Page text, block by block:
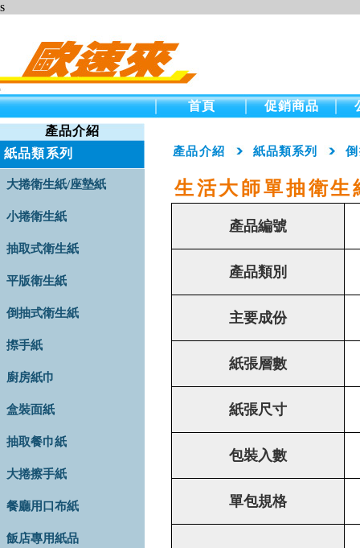
s
首頁 促銷商品
產品介紹
紙品類系列
大捲衛生紙/座墊紙
小捲衛生紙
抽取式衛生紙
平版衛生紙
倒抽式衛生紙
摖手紙
廚房紙巾
盒裝面紙
抽取餐巾紙
大捲擦手紙
餐廳用口布紙
飯店專用紙品
產品介紹 紙品類系列
生活大師單抽衛生
產品編號
產品類別
主要成份
紙張層數
紙張尺寸
包裝入數
單包規格